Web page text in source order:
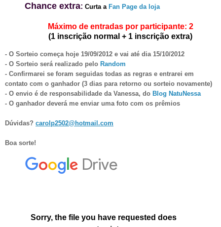
Chance extra: Curta a Fan Page da loja
Máximo de entradas por participante: 2
(1 inscrição normal + 1 inscrição extra)
- O Sorteio começa hoje 19/09/2012 e vai até dia 15/10/2012
- O Sorteio será realizado pelo Random
- Confirmarei se foram seguidas todas as regras e entrarei em
contato com o ganhador (3 dias para retorno ou sorteio novamente)
- O envio é de responsabilidade da Vanessa, do Blog NatuNessa
- O ganhador deverá me enviar uma foto com os prêmios
Dúvidas? carolp2502@hotmail.com
Boa sorte!